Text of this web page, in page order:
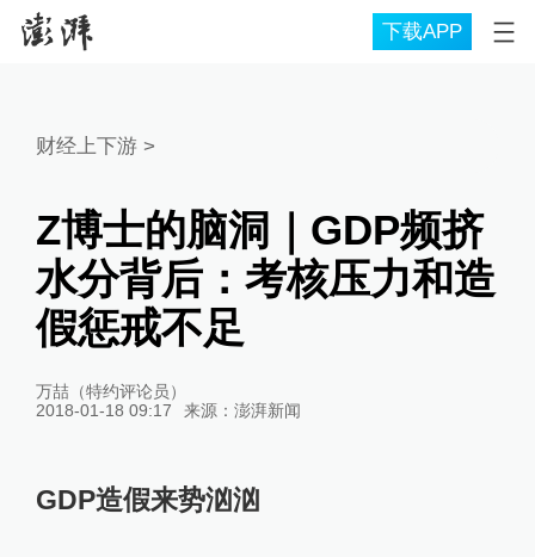
下载APP
财经上下游 >
Z博士的脑洞｜GDP频挤
水分背后：考核压力和造
假惩戒不足
万喆（特约评论员）
2018-01-18 09:17
来源： 澎湃新闻
GDP造假来势汹汹